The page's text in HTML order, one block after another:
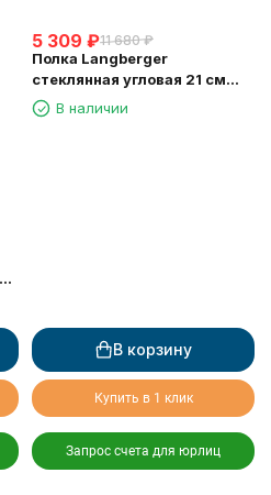
5 309 ₽11 680 ₽
Полка Langberger
стеклянная угловая 21 см
11351FВ наличии
В корзину
Купить в 1 клик
Запрос счета для юрлиц